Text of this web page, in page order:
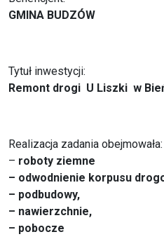
GMINA BUDZÓW
Tytuł inwestycji:
Remont drogi U Liszki w
Realizacja zadania obejmowała:
– roboty ziemne
– odwodnienie korpusu
– podbudowy,
– nawierzchnie,
– pobocze